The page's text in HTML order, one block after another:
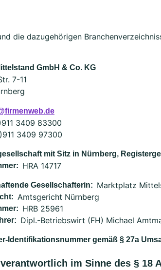
die dazugehörigen
GmbH & Co. KG
7-11
3409 83300
3409 97300
mit Sitz in Nürnberg,
HRA 14717
Gesellschafterin: Marktplatz
Amtsgericht Nürnberg
HRB 25961
Dipl.-Betriebswirt (FH) Michael
Identifikationsnummer gemäß § 27a
im Sinne des § 18